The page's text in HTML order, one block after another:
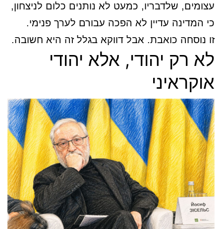
עצומים, שלדבריו, כמעט לא נותנים כלום לניצחון,
כי המדינה עדיין לא הפכה עבורם לערך פנימי.
זו נוסחה כואבת. אבל דווקא בגלל זה היא חשובה.
לא רק יהודי, אלא יהודי
אוקראיני